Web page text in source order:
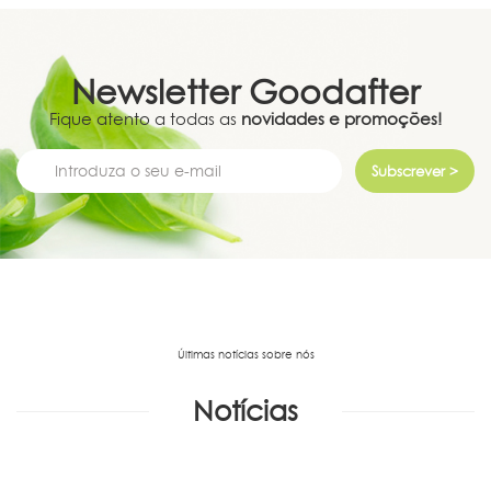
Newsletter Goodafter
Fique atento a todas as novidades e promoções!
Subscrever >
Últimas notícias sobre nós
Notícias